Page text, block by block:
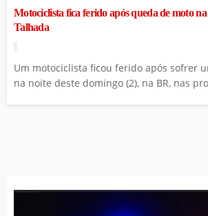
Motociclista fica ferido após queda de moto
Talhada
Um motociclista ficou ferido após sofrer
na noite deste domingo (2), na BR, nas